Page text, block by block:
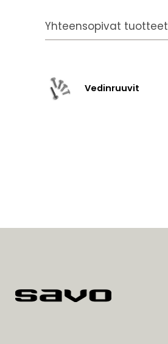
Yhteensopivat tuotteet
Vedinruuvit